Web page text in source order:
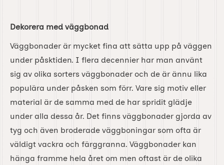
Dekorera med väggbonad
Väggbonader är mycket fina att sätta upp på väggen
under påsktiden. I flera decennier har man använt
sig av olika sorters väggbonader och de är ännu lika
populära under påsken som förr. Vare sig motiv eller
material är de samma med de har spridit glädje
under alla dessa år. Det finns väggbonader gjorda av
tyg och även broderade väggboningar som ofta är
väldigt vackra och färggranna. Väggbonader kan
hänga framme hela året om men oftast är de olika